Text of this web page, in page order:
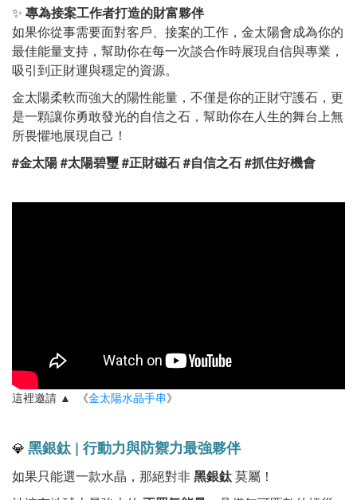
✨ 專為接案工作者打造的財富夥伴
如果你從事需要面對客戶、接案的工作，金太陽會成為你的
最佳能量支持，幫助你在每一次談合作時展現自信與專業，
吸引到正財運與穩定的資源。
金太陽柔軟而強大的陽性能量，不僅是你的正財守護石，更
是一顆讓你勇敢發光的自信之石，幫助你在人生的舞台上無
所畏懼地展現自己！
#金太陽 #太陽碧璽 #正財磁石 #自信之石 #抓住好機會
這裡邀請 ▲ 《金太陽水晶手串》
💎 黑銀鈦 | 行動力與防禦力最強夥伴
如果只能選一款水晶，那絕對非黑銀鈦莫屬！